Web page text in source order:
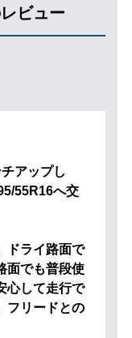
ビュー
アップし
55R16へ交
ドライ路面で
面でも普段使
心して走行で
フリードとの